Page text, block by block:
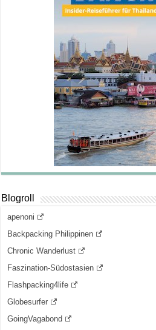
Blogroll
apenoni
Backpacking Philippinen
Chronic Wanderlust
Faszination-Südostasien
Flashpacking4life
Globesurfer
GoingVagabond